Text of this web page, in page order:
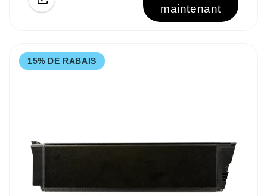
maintenant
15% DE RABAIS